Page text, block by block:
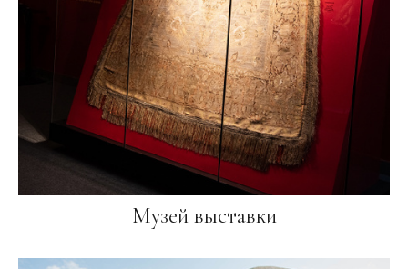
Музей выставки